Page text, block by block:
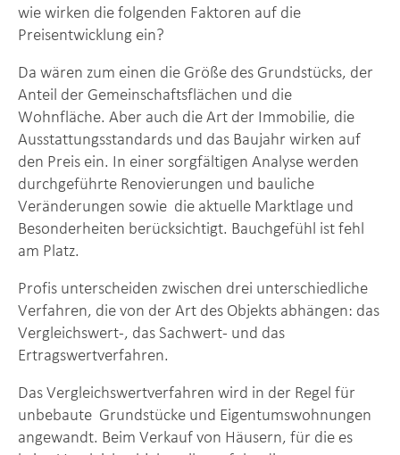
wie wirken die folgenden Faktoren auf die
Preisentwicklung ein?
Da wären zum einen die Größe des Grundstücks, der
Anteil der Gemeinschaftsflächen und die
Wohnfläche. Aber auch die Art der Immobilie, die
Ausstattungsstandards und das Baujahr wirken auf
den Preis ein. In einer sorgfältigen Analyse werden
durchgeführte Renovierungen und bauliche
Veränderungen sowie die aktuelle Marktlage und
Besonderheiten berücksichtigt. Bauchgefühl ist fehl
am Platz.
Profis unterscheiden zwischen drei unterschiedliche
Verfahren, die von der Art des Objekts abhängen: das
Vergleichswert-, das Sachwert- und das
Ertragswertverfahren.
Das Vergleichswertverfahren wird in der Regel für
unbebaute Grundstücke und Eigentumswohnungen
angewandt. Beim Verkauf von Häusern, für die es